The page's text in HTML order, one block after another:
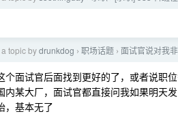
topic bydrunkdog › 职场话题 › 面试官说对我
个面试官后面找到更好的了，或者说职
内某大厂，面试官都直接问我如果明天
，基本无了